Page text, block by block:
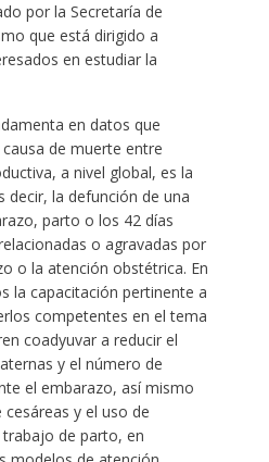
por la Secretaría de
que está dirigido a
en estudiar la
en datos que
de muerte entre
a nivel global, es la
decir, la defunción de una
parto o los 42 días
o agravadas por
o la atención obstétrica. En
la capacitación pertinente a
competentes en el tema
coadyuvar a reducir el
y el número de
el embarazo, así mismo
y el uso de
de parto, en